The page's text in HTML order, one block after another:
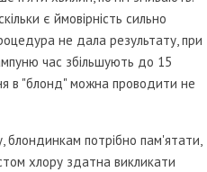
є ймовірність сильно
не дала результату, при
час збільшують до 15
в "блонд" можна проводити не
блондинкам потрібно пам'ятати,
хлору здатна викликати